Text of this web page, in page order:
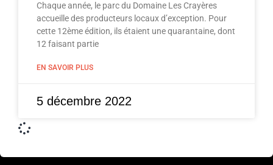
Chaque année, le parc du Domaine Les Crayères
accueille des producteurs locaux d’exception. Pour
cette 12ème édition, ils étaient une quarantaine, dont
12 faisant partie
EN SAVOIR PLUS
5 décembre 2022